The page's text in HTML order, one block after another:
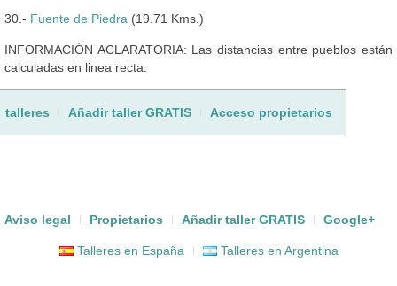
30.- Fuente de Piedra (19.71 Kms.)
INFORMACIÓN ACLARATORIA: Las distancias entre pueblos están
calculadas en linea recta.
talleres Añadir taller GRATIS Acceso propietarios
Aviso legal Propietarios Añadir taller GRATIS Google+
Talleres en España Talleres en Argentina